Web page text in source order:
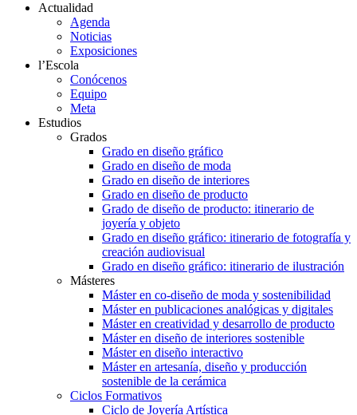
Actualidad
Agenda
Noticias
Exposiciones
l’Escola
Conócenos
Equipo
Meta
Estudios
Grados
Grado en diseño gráfico
Grado en diseño de moda
Grado en diseño de interiores
Grado en diseño de producto
Grado de diseño de producto: itinerario de
joyería y objeto
Grado en diseño gráfico: itinerario de fotografía y
creación audiovisual
Grado en diseño gráfico: itinerario de ilustración
Másteres
Máster en co-diseño de moda y sostenibilidad
Máster en publicaciones analógicas y digitales
Máster en creatividad y desarrollo de producto
Máster en diseño de interiores sostenible
Máster en diseño interactivo
Máster en artesanía, diseño y producción
sostenible de la cerámica
Ciclos Formativos
Ciclo de Joyería Artística